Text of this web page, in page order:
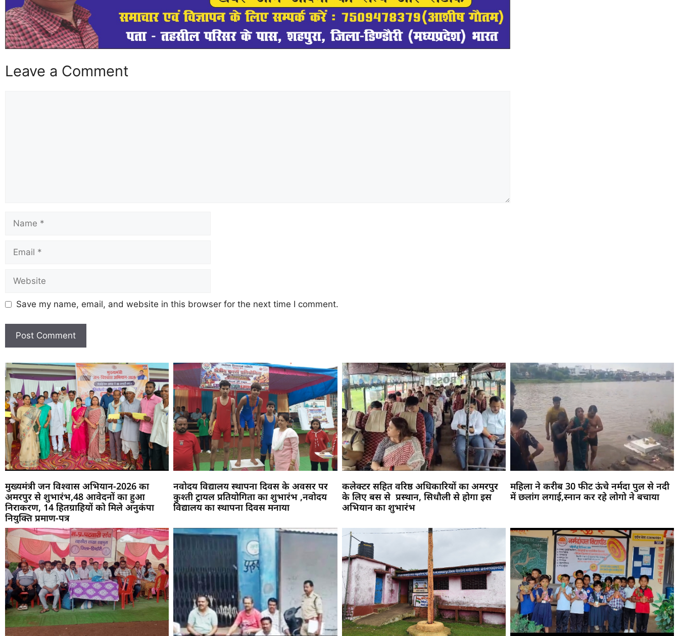
Leave a Comment
Save my name, email, and website in this browser for the next time I comment.
मुख्यमंत्री जन विश्वास अभियान-2026 का
अमरपुर से शुभारंभ,48 आवेदनों का हुआ
निराकरण, 14 हितग्राहियों को मिले अनुकंपा
नियुक्ति प्रमाण-पत्र
नवोदय विद्यालय स्थापना दिवस के अवसर पर
कुश्ती ट्रायल प्रतियोगिता का शुभारंभ ,नवोदय
विद्यालय का स्थापना दिवस मनाया
कलेक्टर सहित वरिष्ठ अधिकारियों का अमरपुर
के लिए बस से प्रस्थान, सिधौली से होगा इस
अभियान का शुभारंभ
महिला ने करीब 30 फीट ऊंचे नर्मदा पुल से नदी
में छलांग लगाई,स्नान कर रहे लोगो ने बचाया